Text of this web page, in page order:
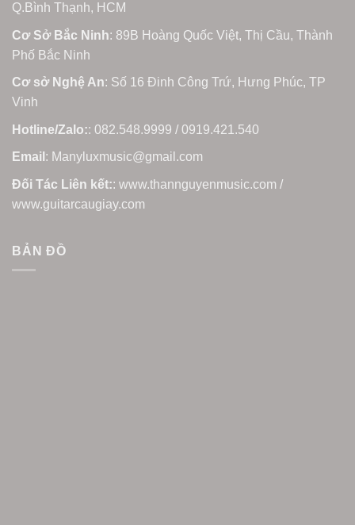
Q.Bình Thạnh, HCM
Cơ Sở Bắc Ninh: 89B Hoàng Quốc Việt, Thị Cầu, Thành
Phố Bắc Ninh
Cơ sở Nghệ An: Số 16 Đinh Công Trứ, Hưng Phúc, TP
Vinh
Hotline/Zalo:: 082.548.9999 / 0919.421.540
Email : Manyluxmusic@gmail.com
Đối Tác Liên kết:: www.thannguyenmusic.com /
www.guitarcaugiay.com
BẢN ĐỒ